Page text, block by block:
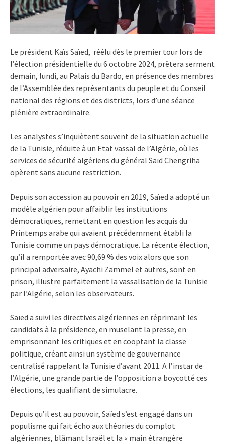
Le président Kaïs Saïed, réélu dès le premier tour lors de
l’élection présidentielle du 6 octobre 2024, prêtera serment
demain, lundi, au Palais du Bardo, en présence des membres
de l’Assemblée des représentants du peuple et du Conseil
national des régions et des districts, lors d’une séance
plénière extraordinaire.
Les analystes s’inquiètent souvent de la situation actuelle
de la Tunisie, réduite à un Etat vassal de l’Algérie, où les
services de sécurité algériens du général Saïd Chengriha
opèrent sans aucune restriction.
Depuis son accession au pouvoir en 2019, Saïed a adopté un
modèle algérien pour affaiblir les institutions
démocratiques, remettant en question les acquis du
Printemps arabe qui avaient précédemment établi la
Tunisie comme un pays démocratique. La récente élection,
qu’il a remportée avec 90,69 % des voix alors que son
principal adversaire, Ayachi Zammel et autres, sont en
prison, illustre parfaitement la vassalisation de la Tunisie
par l’Algérie, selon les observateurs.
Saïed a suivi les directives algériennes en réprimant les
candidats à la présidence, en muselant la presse, en
emprisonnant les critiques et en cooptant la classe
politique, créant ainsi un système de gouvernance
centralisé rappelant la Tunisie d’avant 2011. A l’instar de
l’Algérie, une grande partie de l’opposition a boycotté ces
élections, les qualifiant de simulacre.
Depuis qu’il est au pouvoir, Saïed s’est engagé dans un
populisme qui fait écho aux théories du complot
algériennes, blâmant Israël et la « main étrangère